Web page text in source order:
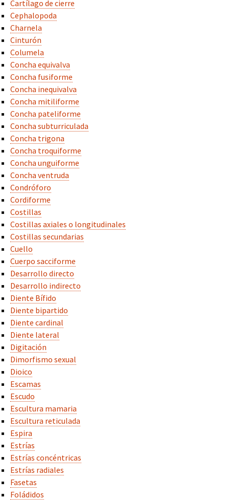
Cartílago de cierre
Cephalopoda
Charnela
Cinturón
Columela
Concha equivalva
Concha fusiforme
Concha inequivalva
Concha mitiliforme
Concha pateliforme
Concha subturriculada
Concha trigona
Concha troquiforme
Concha unguiforme
Concha ventruda
Condróforo
Cordiforme
Costillas
Costillas axiales o longitudinales
Costillas secundarias
Cuello
Cuerpo sacciforme
Desarrollo directo
Desarrollo indirecto
Diente Bífido
Diente bipartido
Diente cardinal
Diente lateral
Digitación
Dimorfismo sexual
Dioico
Escamas
Escudo
Escultura mamaria
Escultura reticulada
Espira
Estrías
Estrías concéntricas
Estrías radiales
Fasetas
Foládidos